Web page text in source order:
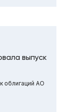
выпуск
облигаций АО